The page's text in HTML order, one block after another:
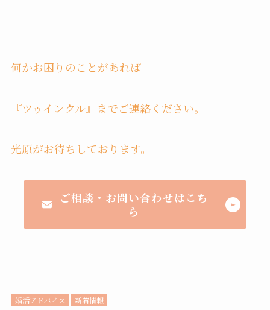
何かお困りのことがあれば
『ツゥインクル』までご連絡ください。
光原がお待ちしております。
ご相談・お問い合わせはこち
ら
婚活アドバイス 新着情報